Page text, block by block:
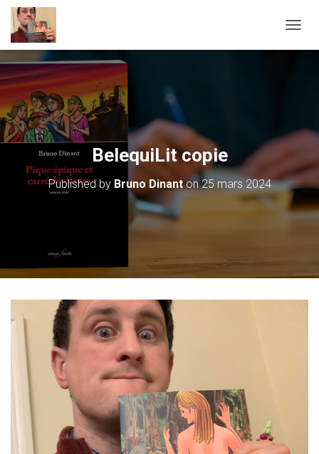
BelequiLit copie
Published by Bruno Dinanton25 mars 2024